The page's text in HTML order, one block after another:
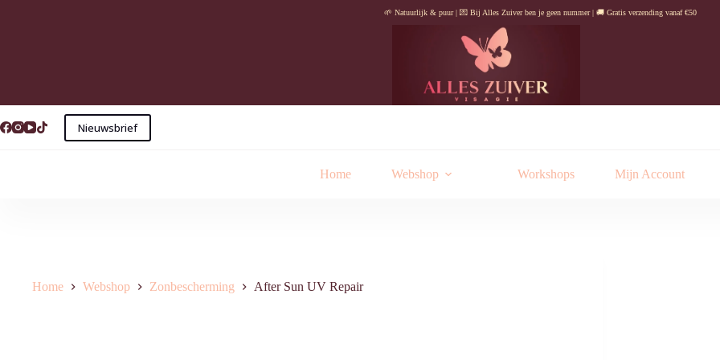
🌱 Natuurlijk & puur | 💌 Bij Alles Zuiver ben je geen nummer | 🚚 Gratis verzending vanaf €50
Nieuwsbrief
Home Webshop Workshops Mijn Account
Home Webshop Zonbescherming After Sun UV Repair